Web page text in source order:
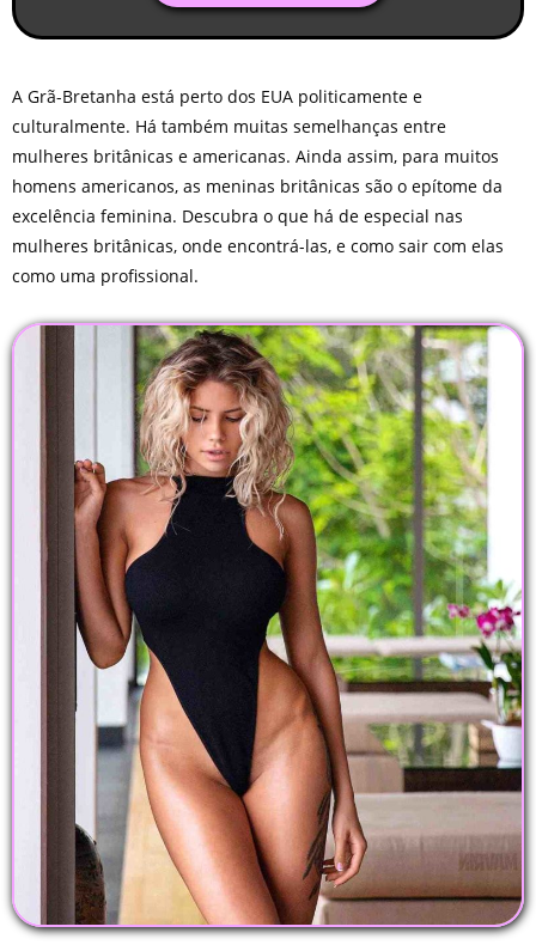
A Grã-Bretanha está perto dos EUA politicamente e
culturalmente. Há também muitas semelhanças entre
mulheres britânicas e americanas. Ainda assim, para muitos
homens americanos, as meninas britânicas são o epítome da
excelência feminina. Descubra o que há de especial nas
mulheres britânicas, onde encontrá-las, e como sair com elas
como uma profissional.